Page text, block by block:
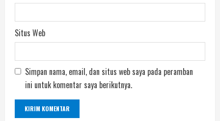
Situs Web
Simpan nama, email, dan situs web saya pada peramban
ini untuk komentar saya berikutnya.